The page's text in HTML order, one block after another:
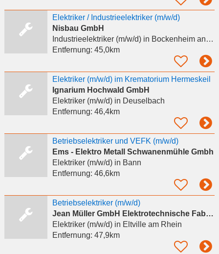
Elektriker / Industrieelektriker (m/w/d)
Nisbau GmbH
Industrieelektriker (m/w/d)in Bockenheim an der Weinstraße
Entfernung: 45,0km
Elektriker (m/w/d) im Krematorium Hermeskeil
Ignarium Hochwald GmbH
Elektriker (m/w/d)in Deuselbach
Entfernung: 46,4km
Betriebselektriker und VEFK (m/w/d)
Ems - Elektro Metall Schwanenmühle Gmbh
Elektriker (m/w/d)in Bann
Entfernung: 46,6km
Betriebselektriker (m/w/d)
Jean Müller GmbH Elektrotechnische Fabrik
Elektriker (m/w/d)in Eltville am Rhein
Entfernung: 47,9km